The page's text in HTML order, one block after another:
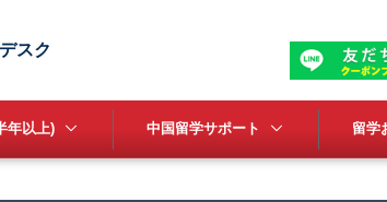
スク
年以上) 中国留学サポート 留学